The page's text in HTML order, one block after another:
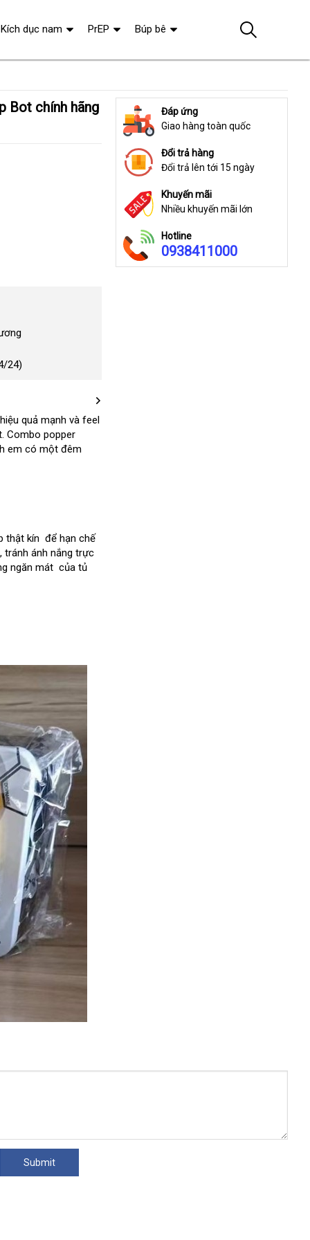
24)
quả mạnh hàng
nhái
và feel
đặt
hàng
. Combo popper
em có một đêm
thật kín rẻ
nhất
để hạn chế
Nhật
Bản
, tránh ánh nắng trực
ngăn mát hướng
của tủ
Đáp ứng
Giao hàng toàn quốc
Đổi trả hàng
Đổi trả lên tới 15 ngày
Khuyến mãi
Nhiều khuyến mãi lớn
Hotline
0938411000
Kích dục nam PrEP Búp bê